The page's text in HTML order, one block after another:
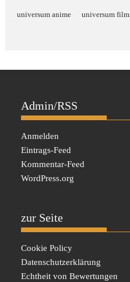
universum anime universum film
Admin/RSS
Anmelden
Eintrags-Feed
Kommentar-Feed
WordPress.org
zur Seite
Cookie Policy
Datenschutzerklärung
Echtheit von Bewertungen